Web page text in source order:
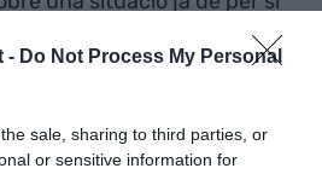
- Do Not Process My Personal
sale, sharing to third parties, or
or sensitive information for
protegir la indústria de
la recuperació econòmica